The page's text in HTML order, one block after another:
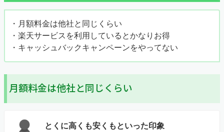
・月額料金は他社と同じくらい
・楽天サービスを利用しているとかなりお得
・キャッシュバックキャンペーンをやってない
月額料金は他社と同じくらい
とくに高くも安くもといった印象